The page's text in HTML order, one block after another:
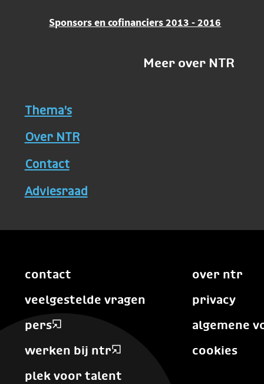
Sponsors en cofinanciers 2013 - 2016
Meer over NTR
Thema's
Over NTR
Contact
Adviesraad
contact
veelgestelde vragen
pers
werken bij ntr
plek voor talent
over ntr
privacy
algemene
cookies